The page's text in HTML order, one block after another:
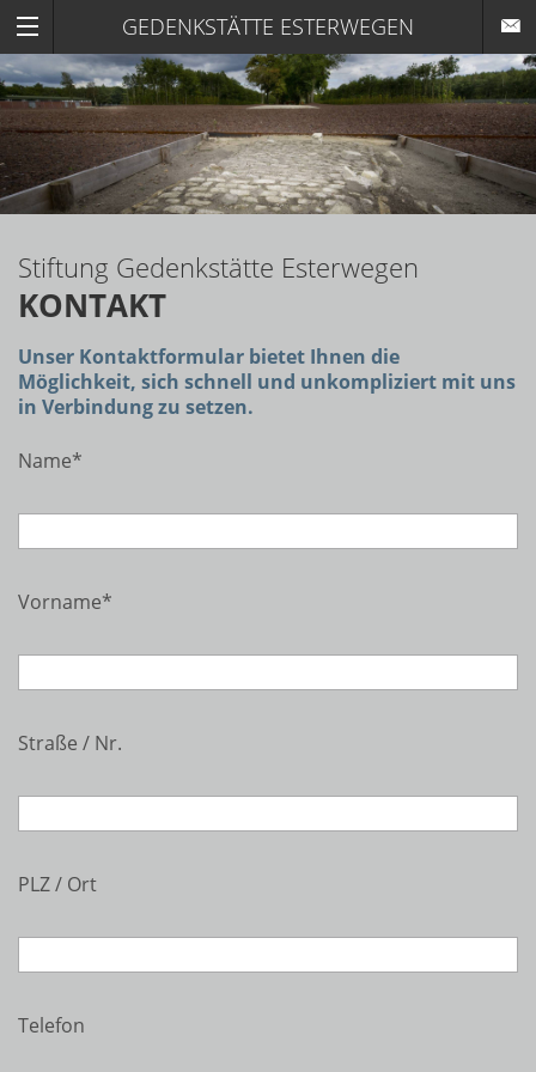
GEDENKSTÄTTE ESTERWEGEN
Stiftung Gedenkstätte Esterwegen
KONTAKT
Unser Kontaktformular bietet Ihnen die
Möglichkeit, sich schnell und unkompliziert mit uns
in Verbindung zu setzen.
Name*
Vorname*
Straße / Nr.
PLZ / Ort
Telefon